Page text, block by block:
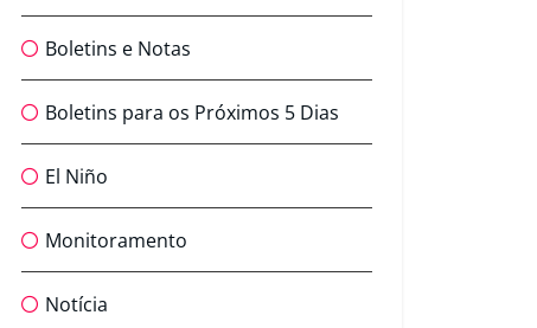
Boletins e Notas
Boletins para os Próximos 5 Dias
El Niño
Monitoramento
Notícia